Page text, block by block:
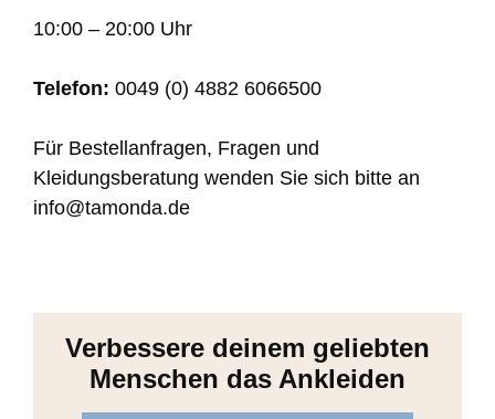
10:00 – 20:00 Uhr
Telefon: 0049 (0) 4882 6066500
Für Bestellanfragen, Fragen und
Kleidungsberatung wenden Sie sich bitte an
info@tamonda.de
Verbessere deinem geliebten
Menschen das Ankleiden